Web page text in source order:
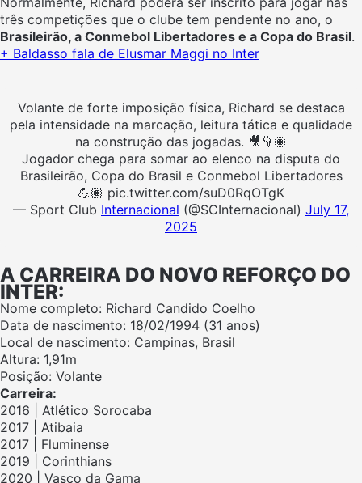
três competições que o clube tem pendente no ano, o
Brasileirão, a Conmebol Libertadores e a Copa do Brasil.
+ Baldasso fala de Elusmar Maggi no Inter
Volante de forte imposição física, Richard se destaca
pela intensidade na marcação, leitura tática e qualidade
na construção das jogadas. 🎥👇🏽
Jogador chega para somar ao elenco na disputa do
Brasileirão, Copa do Brasil e Conmebol Libertadores
💪🏽 pic.twitter.com/suD0RqOTgK
— Sport Club Internacional (@SCInternacional) July 17,
2025
A CARREIRA DO NOVO REFORÇO DO
INTER:
Nome completo: Richard Candido Coelho
Data de nascimento: 18/02/1994 (31 anos)
Local de nascimento: Campinas, Brasil
Altura: 1,91m
Posição: Volante
Carreira:
2016 | Atlético Sorocaba
2017 | Atibaia
2017 | Fluminense
2019 | Corinthians
2020 | Vasco da Gama